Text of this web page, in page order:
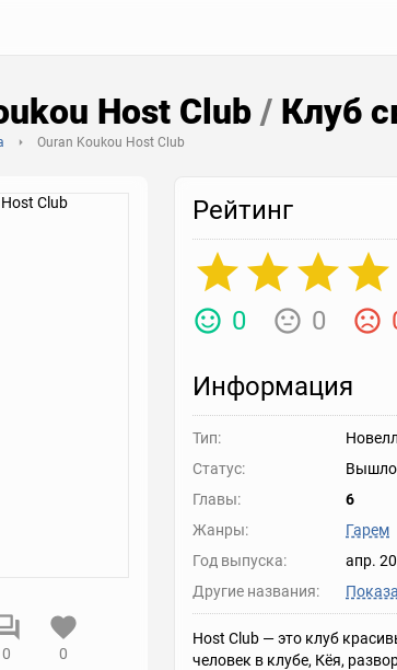
Host Club / Клуб
Ouran Koukou Host Club
0 0
Рейтинг
0 0
Информация
Тип:
Статус:
Вышло
Главы:
6
Жанры:
Гарем
Год выпуска:
апр.
Другие названия:
Host Club — это клуб
человек в клубе, Кёя,